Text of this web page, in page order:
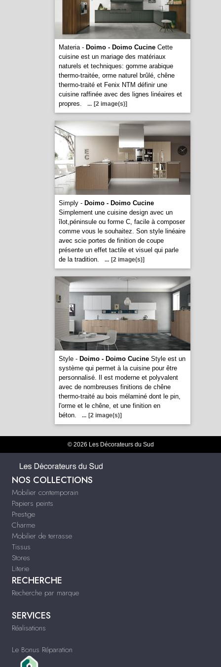
Materia - Doimo - Doimo CucineCette
cuisine est un mariage des matériaux
naturels et techniques: gomme arabique
thermo-traitée, orme naturel brûlé, chêne
thermo-traité et Fenix NTM définir une
cuisine raffinée avec des lignes linéaires et
propres.
... [2 image(s)]
Simply - Doimo - Doimo Cucine
Simplement une cuisine design avec un
îlot,péninsule ou forme C, facile à composer
comme vous le souhaitez. Son style linéaire
avec scie portes de finition de coupe
présente un effet tactile et visuel qui parle
de la tradition.
... [2 image(s)]
Style - Doimo - Doimo CucineStyle est un
système qui permet à la cuisine pour être
personnalisé. Il est moderne et polyvalent
avec de nombreuses finitions de chêne
thermo-traité au bois mélaminé dont le pin,
l'orme et le chêne, et une finition en
béton.
... [2 image(s)]
© 2026 Les Décorateurs du Sud
NOS COLLECTIONS
Mobilier contemporain
Papiers peints
Prestige
Charme
Mobilier de terrasse
Tissus
Stores
Literie
RECHERCHE
Recherche par marque
SERVICES
Réalisations
Le Bonus Réparation